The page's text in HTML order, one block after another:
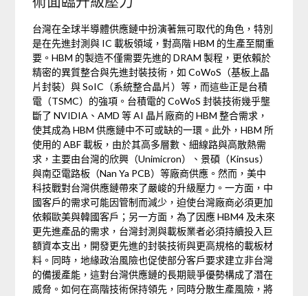
台灣在全球半導體供應鏈中扮演著無可取代的角色，特別
是在先進封測與 IC 載板領域，對高階 HBM 的生產至關重
要。HBM 的製造不僅需要先進的 DRAM 製程，更依賴於
精密的異質整合與先進封裝技術，如 CoWoS（基板上晶
片封裝）與 SoIC（系統整合晶片）等，而這些正是台積
電（TSMC）的強項。台積電的 CoWoS 封裝技術幾乎壟
斷了 NVIDIA、AMD 等 AI 晶片廠商的 HBM 整合需求，
使其成為 HBM 供應鏈中不可或缺的一環。此外，HBM 所
使用的 ABF 載板，由於其高多層數、細線路與高散熱需
求，主要由台灣的欣興（Unimicron）、景碩（Kinsus）
與南亞電路板（Nan Ya PCB）等廠商供應。然而，美中
科技戰對台灣供應鏈帶來了嚴峻的升級壓力。一方面，中
國客戶的需求可能因管制而減少，迫使台灣廠商必須更加
依賴歐美與韓國客戶；另一方面，為了因應 HBM4 及未來
更先進產品的需求，台灣封測與載板業者必須持續投入巨
額資本支出，開發更先進的封裝技術與更高規格的載板材
料。同時，地緣政治風險也促使部分客戶要求建立非台灣
的備援產能，這對台灣供應鏈的長期競爭優勢構成了潛在
威脅。如何在高階技術保持領先，同時分散生產風險，將